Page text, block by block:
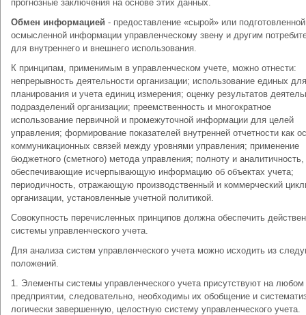
прогнозные заключения на основе этих данных.
Обмен информацией - предоставление «сырой» или подготовленной
осмысленной информации управленческому звену и другим
для внутреннего и внешнего использования.
К принципам, применимым в управленческом учете, можно отнести:
непрерывность деятельности организации; использование единых для
планирования и учета единиц измерения; оценку результатов
подразделений организации; преемственность и многократное
использование первичной и промежуточной информации для целей
управления; формирование показателей внутренней отчетности как
коммуникационных связей между уровнями управления; применение
бюджетного (сметного) метода управления; полноту и аналитичность,
обеспечивающие исчерпывающую информацию об объектах учета;
периодичность, отражающую производственный и коммерческий
организации, установленные учетной политикой.
Совокупность перечисленных принципов должна обеспечить
системы управленческого учета.
Для анализа систем управленческого учета можно исходить из
положений.
1. Элементы системы управленческого учета присутствуют на любом
предприятии, следовательно, необходимы их обобщение и
логически завершенную, целостную систему управленческого учета.